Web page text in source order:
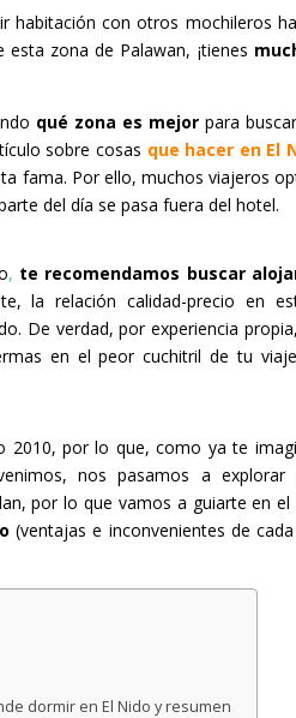
habitación con otros mochileros
zona de Palawan, ¡tienes
qué zona es mejorpara
sobre cosas que hacer en El
fama. Por ello, muchos viajeros
del día se pasa fuera del hotel.
, te recomendamos buscar
la relación calidad-precio en
De verdad, por experiencia
en el peor cuchitril de tu
2010, por lo que, como ya te
nos pasamos a explorar
por lo que vamos a guiarte en
(ventajas e inconvenientes de
dormir en El Nido y resumen